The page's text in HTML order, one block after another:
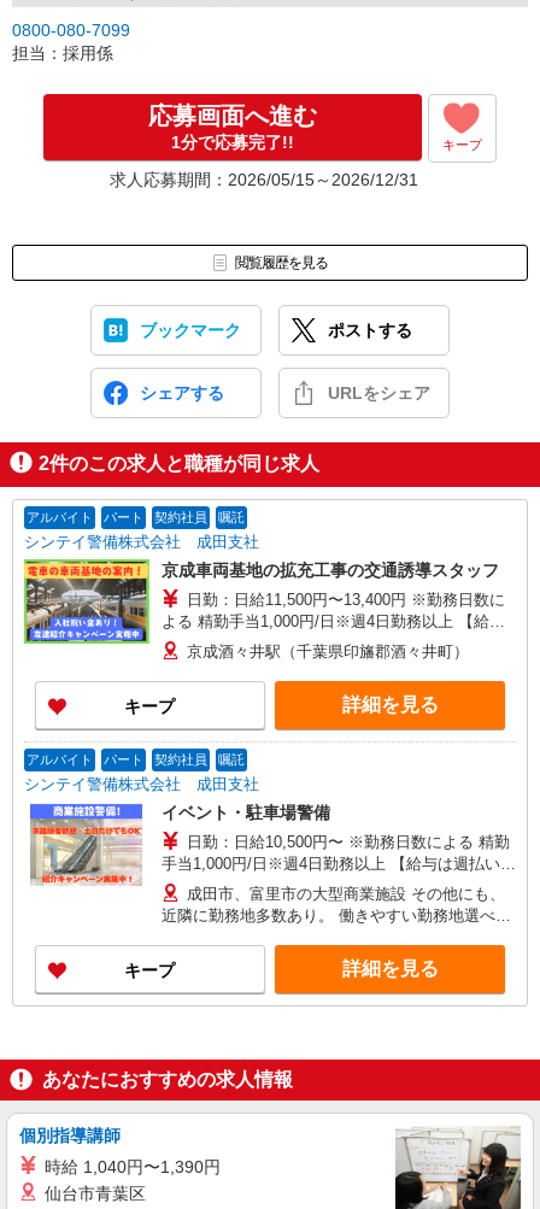
千葉県柏市明原1-8-22 JMR柏ビル2階
（各線「柏駅」より徒歩5分）
東京都墨田区江東橋3-7-8 日本生命錦糸町ビル3F
（各線「錦糸町駅」より徒歩2〜5分）
0800-080-7099
担当：採用係
応募画面へ進む
1分で応募完了!! キープ
求人応募期間：2026/05/15～2026/12/31
閲覧履歴を見る
ブックマーク ポストする
シェアする URLをシェア
2件のこの求人と職種が同じ求人
アルバイト パート 契約社員 嘱託
シンテイ警備株式会社 成田支社
京成車両基地の拡充工事の交通誘導スタッフ
日勤：日給11,500円〜13,400円 ※勤務日数に
よる 精勤手当1,000円/日※週4日勤務以上 【給与
は週払いor月払い、選べます】 ★週払い（毎週水
曜） ※勤務日数によって規定あり ★月払い（毎月
25日） ＜初任研修手当＆入社祝い金について＞ ■
初任研修手当：3日間3万円支給 （研修手当1日
9,000円＋食事手当1日1,000円×3日） ※研修実
施3日間の交通費も支給！ ■入社祝い金5万円支給
研修終了後… 15回勤務で2万円 30回勤務で3万円
初任研修手当と合わせて合計8万円が給与とは別に
GETできます！
京成酒々井駅（千葉県印旛郡酒々井町）
キープ 詳細を見る
アルバイト パート 契約社員 嘱託
シンテイ警備株式会社 成田支社
イベント・駐車場警備
日勤：日給10,500円〜 ※勤務日数による 精勤
手当1,000円/日※週4日勤務以上 【給与は週払いor
月払い、選べます】 ★週払い（毎週水曜） ※勤務
日数によって規定あり ★月払い（毎月25日） ＜
初任研修手当＆入社祝い金について＞ ■初任研修
手当：3日間3万円支給 （研修手当1日9,000円＋食
事手当1日1,000円×3日） ※研修実施3日間の交通
費も支給！ ■入社祝い金5万円支給 研修終了後…
す！
成田市、富里市の大型商業施設 その他にも、
近隣に勤務地多数あり。 働きやすい勤務地選べま
キープ 詳細を見る
あなたにおすすめの求人情報
個別指導講師
時給 1,040円〜1,390円
仙台市青葉区